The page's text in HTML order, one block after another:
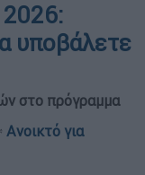
2026:
υποβάλετε
στο πρόγραμμα
Ανοικτό για